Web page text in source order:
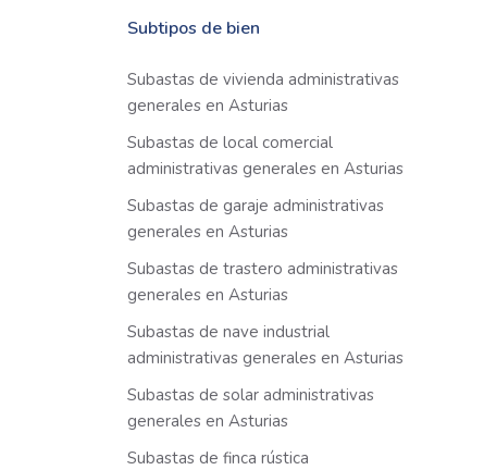
Subtipos de bien
Subastas de vivienda administrativas
generales en Asturias
Subastas de local comercial
administrativas generales en Asturias
Subastas de garaje administrativas
generales en Asturias
Subastas de trastero administrativas
generales en Asturias
Subastas de nave industrial
administrativas generales en Asturias
Subastas de solar administrativas
generales en Asturias
Subastas de finca rústica